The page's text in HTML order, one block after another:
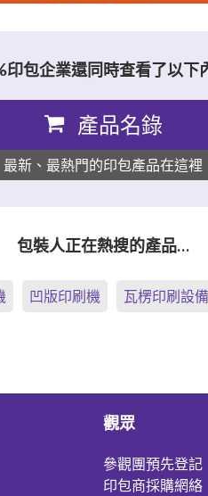
印包企業還同時查看了以下
產品名錄
最新、最熱門的印包產品在這裡
包裝人正在熱搜的產品…
凹版印刷機 瓦楞印刷設備
觀眾
參觀團預先登記
印包商採購網絡